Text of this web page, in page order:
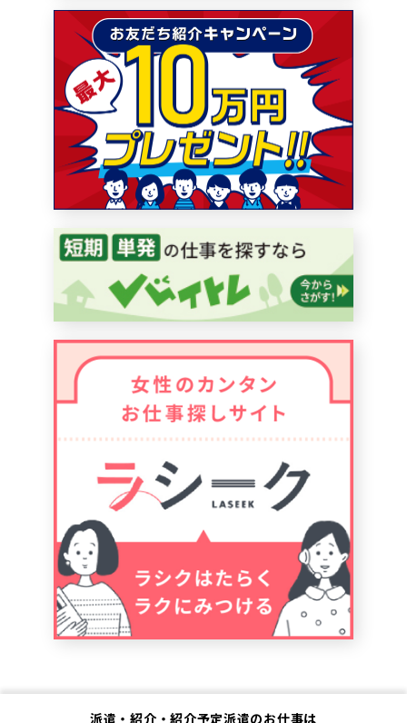
派遣・紹介・紹介予定派遣のお仕事は